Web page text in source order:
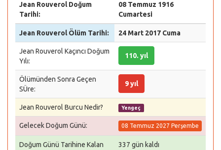
Jean Rouverol Doğum
Tarihi:
08 Temmuz 1916
Cumartesi
Jean Rouverol Ölüm Tarihi: 24 Mart 2017 Cuma
Jean Rouverol Kaçıncı Doğum
Yılı:
110. yıl
Ölümünden Sonra Geçen
SÜre:
9 yıl
Jean Rouverol Burcu Nedir? Yengeç
Gelecek Doğum Günü: 08 Temmuz 2027 Perşembe
Doğum Günü Tarihine Kalan
337 gün kaldı